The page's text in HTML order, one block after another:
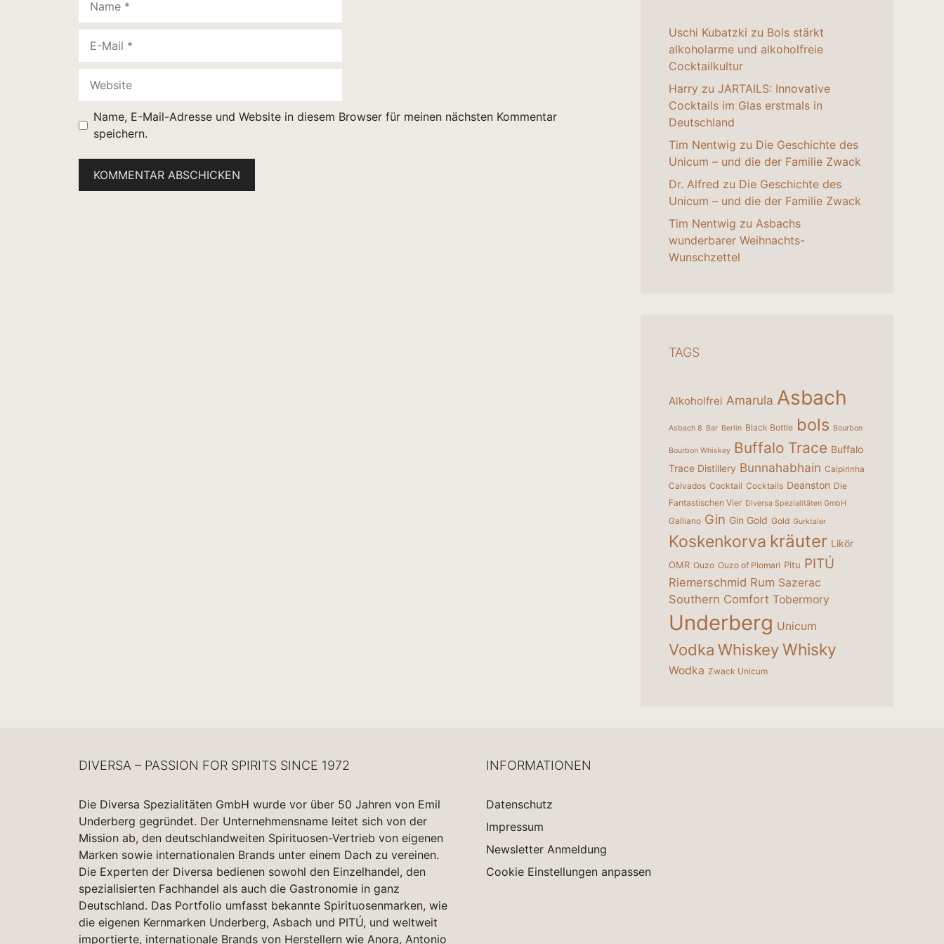
Mail
Name, E-Mail-Adresse und Website in diesem Browser für meinen nächsten Kommentar
speichern.
Uschi Kubatzki zu Bols stärkt
alkoholarme und alkoholfreie
Cocktailkultur
Harry zu JARTAILS: Innovative
Cocktails im Glas erstmals in
Deutschland
Tim Nentwig zu Die Geschichte des
Unicum – und die der Familie Zwack
Dr. Alfred zu Die Geschichte des
Unicum – und die der Familie Zwack
Tim Nentwig zu Asbachs
wunderbarer Weihnachts-
Wunschzettel
TAGS
Alkoholfrei Amarula Asbach
Asbach 8 Bar Berlin Black Bottle bols Bourbon
Bourbon Whiskey Buffalo Trace Buffalo
Trace Distillery Bunnahabhain Caipirinha
Calvados Cocktail Cocktails Deanston Die
Fantastischen Vier Diversa Spezialitäten GmbH
Galliano Gin Gin Gold Gold Gurktaler
Koskenkorva kräuter Likör
OMR Ouzo Ouzo of Plomari Pitu PITÚ
Riemerschmid Rum Sazerac
Southern Comfort Tobermory
Underberg Unicum
Vodka WhiskeyWhisky
Wodka Zwack Unicum
DIVERSA – PASSION FOR SPIRITS SINCE 1972
Die Diversa Spezialitäten GmbH wurde vor über 50 Jahren von Emil
Underberg gegründet. Der Unternehmensname leitet sich von der
Mission ab, den deutschlandweiten Spirituosen-Vertrieb von eigenen
Marken sowie internationalen Brands unter einem Dach zu vereinen.
Die Experten der Diversa bedienen sowohl den Einzelhandel, den
spezialisierten Fachhandel als auch die Gastronomie in ganz
Deutschland. Das Portfolio umfasst bekannte Spirituosenmarken, wie
die eigenen Kernmarken Underberg, Asbach und PITÚ, und weltweit
importierte, internationale Brands von Herstellern wie Anora, Antonio
INFORMATIONEN
Datenschutz
Impressum
Newsletter Anmeldung
Cookie Einstellungen anpassen